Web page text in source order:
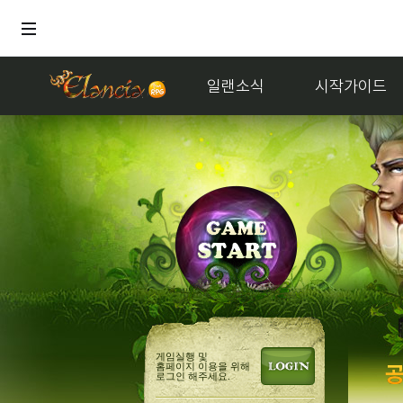
일랜소식 시작가이드
게임실행 및
홈페이지 이용을 위해
로그인 해주세요.